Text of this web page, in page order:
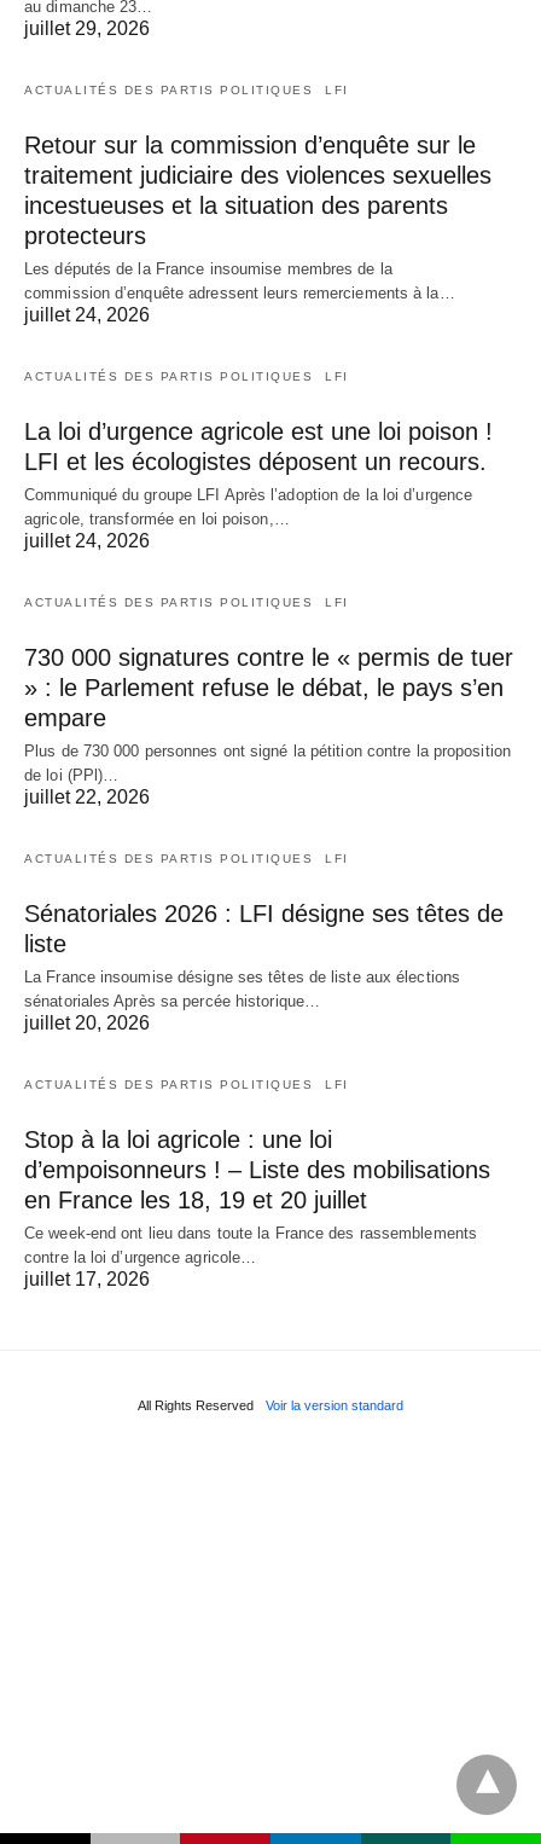
au dimanche 23…
juillet 29, 2026
ACTUALITÉS DES PARTIS POLITIQUES LFI
Retour sur la commission d’enquête sur le
traitement judiciaire des violences sexuelles
incestueuses et la situation des parents
protecteurs
Les députés de la France insoumise membres de la
commission d’enquête adressent leurs remerciements à la…
juillet 24, 2026
ACTUALITÉS DES PARTIS POLITIQUES LFI
La loi d’urgence agricole est une loi poison !
LFI et les écologistes déposent un recours.
Communiqué du groupe LFI Après l’adoption de la loi d’urgence
agricole, transformée en loi poison,…
juillet 24, 2026
ACTUALITÉS DES PARTIS POLITIQUES LFI
730 000 signatures contre le « permis de tuer
» : le Parlement refuse le débat, le pays s’en
empare
Plus de 730 000 personnes ont signé la pétition contre la proposition
de loi (PPl)…
juillet 22, 2026
ACTUALITÉS DES PARTIS POLITIQUES LFI
Sénatoriales 2026 : LFI désigne ses têtes de
liste
La France insoumise désigne ses têtes de liste aux élections
sénatoriales Après sa percée historique…
juillet 20, 2026
ACTUALITÉS DES PARTIS POLITIQUES LFI
Stop à la loi agricole : une loi
d’empoisonneurs ! – Liste des mobilisations
en France les 18, 19 et 20 juillet
Ce week-end ont lieu dans toute la France des rassemblements
contre la loi d’urgence agricole…
juillet 17, 2026
All Rights Reserved Voir la version standard